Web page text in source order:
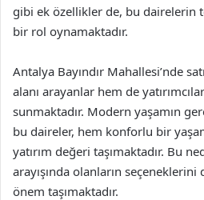
gibi ek özellikler de, bu dairelerin
bir rol oynamaktadır.
Antalya Bayındır Mahallesi’nde
alanı arayanlar hem de
sunmaktadır. Modern yaşamın
bu daireler, hem konforlu bir
yatırım değeri taşımaktadır. Bu
arayışında olanların
önem taşımaktadır.